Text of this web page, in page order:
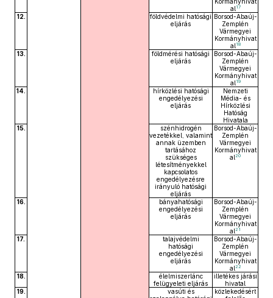
al 17
12.
földvédelmi hatósági
eljárás
Borsod-Abaúj-
Zemplén
Vármegyei
Kormányhivat
al 18
13.
földmérési hatósági
eljárás
Borsod-Abaúj-
Zemplén
Vármegyei
Kormányhivat
al 19
14.
hírközlési hatósági
engedélyezési
eljárás
Nemzeti
Média- és
Hírközlési
Hatóság
Hivatala
15.
szénhidrogén
vezetékkel, valamint
annak üzemben
tartásához
szükséges
létesítményekkel
kapcsolatos
engedélyezésre
irányuló hatósági
eljárás
Borsod-Abaúj-
Zemplén
Vármegyei
Kormányhivat
al20
16.
bányahatósági
engedélyezési
eljárás
Borsod-Abaúj-
Zemplén
Vármegyei
Kormányhivat
al21
17.
talajvédelmi
hatósági
engedélyezési
eljárás
Borsod-Abaúj-
Zemplén
Vármegyei
Kormányhivat
al22
18.
élelmiszerlánc
felügyeleti eljárás
illetékes járási
hivatal
19.
vasúti és
közlekedésért